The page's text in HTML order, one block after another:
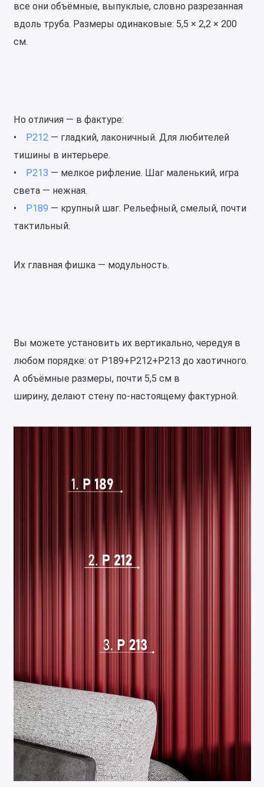
все они объёмные, выпуклые, словно разрезанная
вдоль труба. Размеры одинаковые: 5,5 × 2,2 × 200
см.
Но отличия — в фактуре:
• P212— гладкий, лаконичный. Для любителей
тишины в интерьере.
• P213 — мелкое рифление. Шаг маленький, игра
света — нежная.
• P189 — крупный шаг. Рельефный, смелый, почти
тактильный.
Их главная фишка — модульность.
Вы можете установить их вертикально, чередуя в
любом порядке: от P189+P212+P213 до хаотичного.
А объёмные размеры, почти 5,5 см в
ширину, делают стену по-настоящему фактурной.